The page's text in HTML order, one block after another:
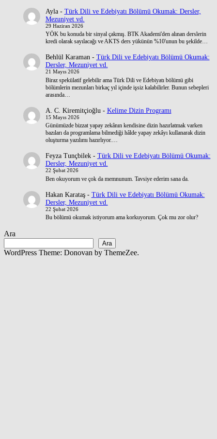
Ayla- Türk Dili ve Edebiyatı Bölümü Okumak: Dersler,
Mezuniyet vd.
29 Haziran 2026
YÖK bu konuda bir sinyal çakmış. BTK Akademi'den alınan derslerin
kredi olarak sayılacağı ve AKTS ders yükünün %10'unun bu şekilde…
Behlül Karaman- Türk Dili ve Edebiyatı Bölümü Okumak:
Dersler, Mezuniyet vd.
21 Mayıs 2026
Biraz spekülatif gelebilir ama Türk Dili ve Edebiyatı bölümü gibi
bölümlerin mezunları birkaç yıl içinde işsiz kalabilirler. Bunun sebepleri
arasında…
A. C. Kiremitçioğlu - Kelime Dizin Programı
15 Mayıs 2026
Günümüzde bizzat yapay zekânın kendisine dizin hazırlatmak varken
bazıları da programlama bilmediği hâlde yapay zekâyı kullanarak dizin
oluşturma yazılımı hazırlıyor.…
Feyza Tunçbilek- Türk Dili ve Edebiyatı Bölümü Okumak:
Dersler, Mezuniyet vd.
22 Şubat 2026
Ben okuyorum ve çok da memnunum. Tavsiye ederim sana da.
Hakan Karataş- Türk Dili ve Edebiyatı Bölümü Okumak:
Dersler, Mezuniyet vd.
22 Şubat 2026
Bu bölümü okumak istiyorum ama korkuyorum. Çok mu zor olur?
Ara
Ara
WordPress Theme: Donovan by ThemeZee.